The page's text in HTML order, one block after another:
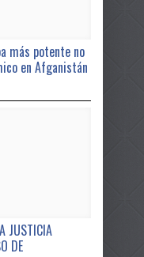
más potente no
en Afganistán
JUSTICIA
DE